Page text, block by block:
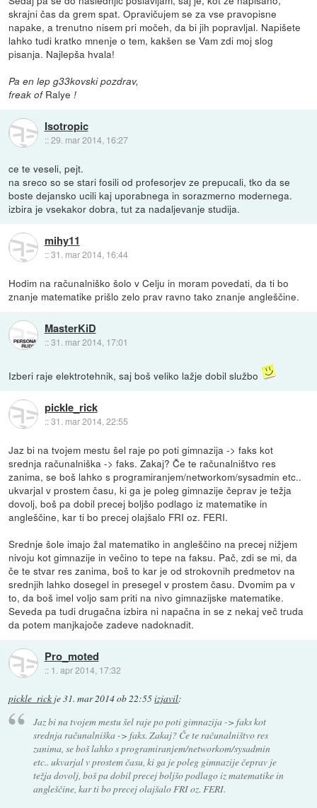
skrajni čas da grem spat. Opravičujem se za vse pravopisne
napake, a trenutno nisem pri močeh, da bi jih popravljal. Napišete
lahko tudi kratko mnenje o tem, kakšen se Vam zdi moj slog
pisanja. Najlepša hvala!
Pa en lep g33kovski pozdrav,
freak ofRalye !
Isotropic
::29. mar 2014, 16:27
ce te veseli, pejt.
na sreco so se stari fosili od profesorjev ze prepucali, tko da se
boste dejansko ucili kaj uporabnega in sorazmerno modernega.
izbira je vsekakor dobra, tut za nadaljevanje studija.
mihy11
::31. mar 2014, 16:44
Hodim na računalniško šolo v Celju in moram povedati, da ti bo
znanje matematike prišlo zelo prav ravno tako znanje angleščine.
MasterKiD
::31. mar 2014, 17:01
Izberi raje elektrotehnik, saj boš veliko lažje dobil službo
pickle_rick
::31. mar 2014, 22:55
Jaz bi na tvojem mestu šel raje po poti gimnazija -> faks kot
srednja računalniška -> faks. Zakaj? Če te računalništvo res
zanima, se boš lahko s programiranjem/networkom/sysadmin etc..
ukvarjal v prostem času, ki ga je poleg gimnazije čeprav je težja
dovolj, boš pa dobil precej boljšo podlago iz matematike in
angleščine, kar ti bo precej olajšalo FRI oz. FERI.
Srednje šole imajo žal matematiko in angleščino na precej nižjem
nivoju kot gimnazije in večino to tepe na faksu. Pač, zdi se mi, da
če te stvar res zanima, boš to kar je od strokovnih predmetov na
srednjih lahko dosegel in presegel v prostem času. Dvomim pa v
to, da boš imel voljo sam priti na nivo gimnazijske matematike.
Seveda pa tudi drugačna izbira ni napačna in se z nekaj več truda
da potem manjkajoče zadeve nadoknadit.
Pro_moted
:: 1. apr 2014, 17:32
pickle_rick je31. mar 2014 ob 22:55izjavil:
Jaz bi na tvojem mestu šel raje po poti gimnazija -> faks kot
srednja računalniška -> faks. Zakaj? Če te računalništvo res
zanima, se boš lahko s programiranjem/networkom/sysadmin
etc.. ukvarjal v prostem času, ki ga je poleg gimnazije čeprav je
težja dovolj, boš pa dobil precej boljšo podlago iz matematike in
angleščine, kar ti bo precej olajšalo FRI oz. FERI.